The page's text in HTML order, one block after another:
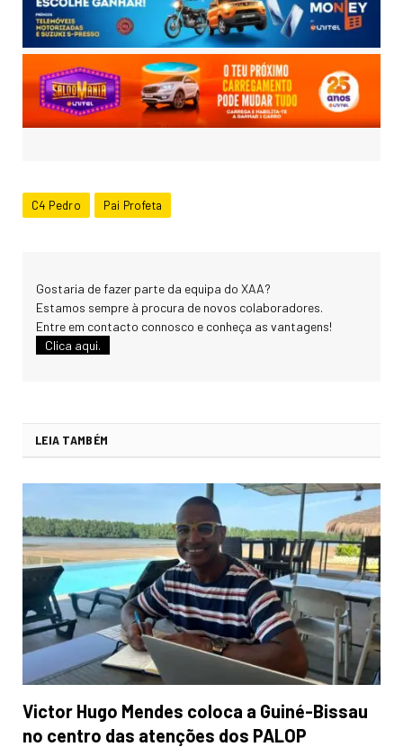
C4 Pedro Pai Profeta
Gostaria de fazer parte da equipa do XAA?
Estamos sempre à procura de novos colaboradores.
Entre em contacto connosco e conheça as vantagens!
Clica aqui.
LEIA TAMBÉM
Victor Hugo Mendes coloca a Guiné-Bissau
no centro das atenções dos PALOP